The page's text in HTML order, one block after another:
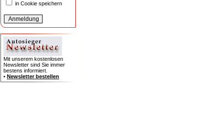
in Cookie speichern
Mit unserem kostenlosen
Newsletter sind Sie immer
bestens informiert.
• Newsletter bestellen